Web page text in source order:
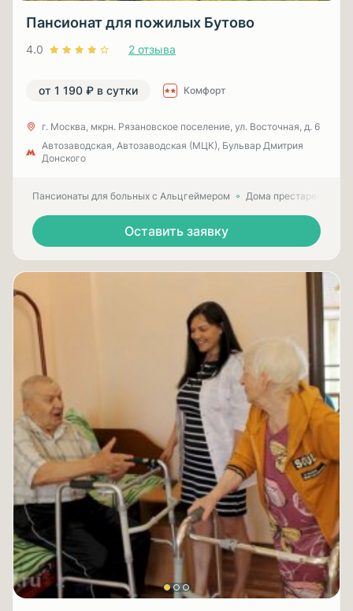
Пансионат для пожилых Бутово
4.0 2 отзыва
от 1 190 ₽ в сутки Комфорт
г. Москва, мкрн. Рязановское поселение, ул. Восточная, д. 6
Автозаводская, Автозаводская (МЦК), Бульвар Дмитрия
Донского
Пансионаты для больных с Альцгеймером Дома престарелых
Оставить заявку